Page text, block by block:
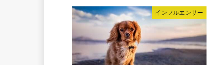
インフルエンサー